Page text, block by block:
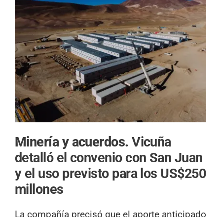
Minería y acuerdos.Vicuña
detalló el convenio con San Juan
y el uso previsto para los US$250
millones
La compañía precisó que el aporte anticipado